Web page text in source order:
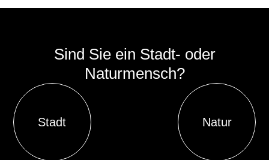
Sind Sie ein Stadt- oder
Naturmensch?
Stadt Natur